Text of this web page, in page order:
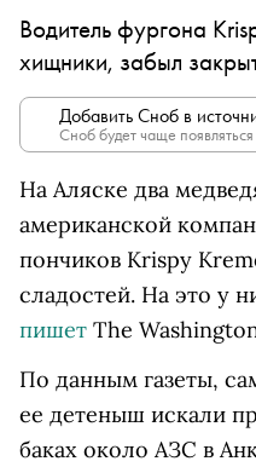
Водитель фургона
хищники, забыл
Добавить Сноб в
Сноб будет чаще
На Аляске два
американской
пончиков Krispy
сладостей. На это у
пишет The
По данным газеты,
ее детеныш искали
баках около АЗС в